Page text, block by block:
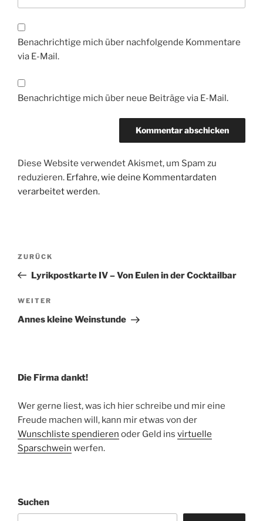
Benachrichtige mich über nachfolgende Kommentare
via E-Mail.
Benachrichtige mich über neue Beiträge via E-Mail.
Diese Website verwendet Akismet, um Spam zu
reduzieren. Erfahre, wie deine Kommentardaten
verarbeitet werden.
Beitragsnavigation
Vorheriger
Beitrag
ZURÜCK
Lyrikpostkarte IV – Von Eulen in der Cocktailbar
Nächster
Beitrag
WEITER
Annes kleine Weinstunde
Die Firma dankt!
Wer gerne liest, was ich hier schreibe und mir eine
Freude machen will, kann mir etwas von der
Wunschliste spendieren oder Geld ins virtuelle
Sparschwein werfen.
Suchen